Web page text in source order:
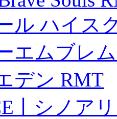
ル ハイス
エムブレ
デン RMT
丨シノア